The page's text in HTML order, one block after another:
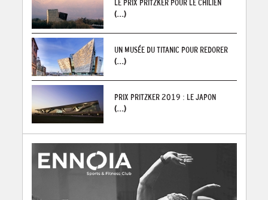
LE PRIX PRITZKER POUR LE CHILIEN
(...)
UN MUSÉE DU TITANIC POUR REDORER
(...)
PRIX PRITZKER 2019 : LE JAPON
(...)